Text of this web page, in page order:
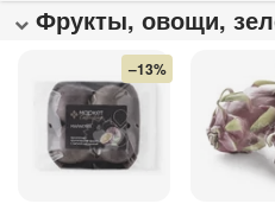
Фрукты, овощи,
–13%